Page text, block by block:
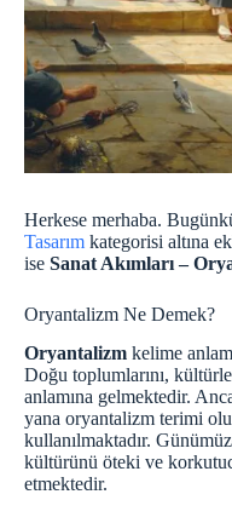
Herkese merhaba.
Tasarım kategorisi altına
ise Sanat Akımları –
Oryantalizm Ne Demek?
Oryantalizm kelime
Doğu toplumlarını,
anlamına gelmektedir.
yana oryantalizm terimi
kullanılmaktadır.
kültürünü öteki ve
etmektedir.